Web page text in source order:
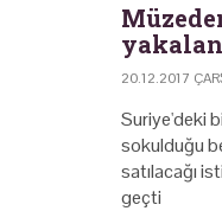
20.12.2017
Suriye'deki
sokulduğu
satılacağı
geçti